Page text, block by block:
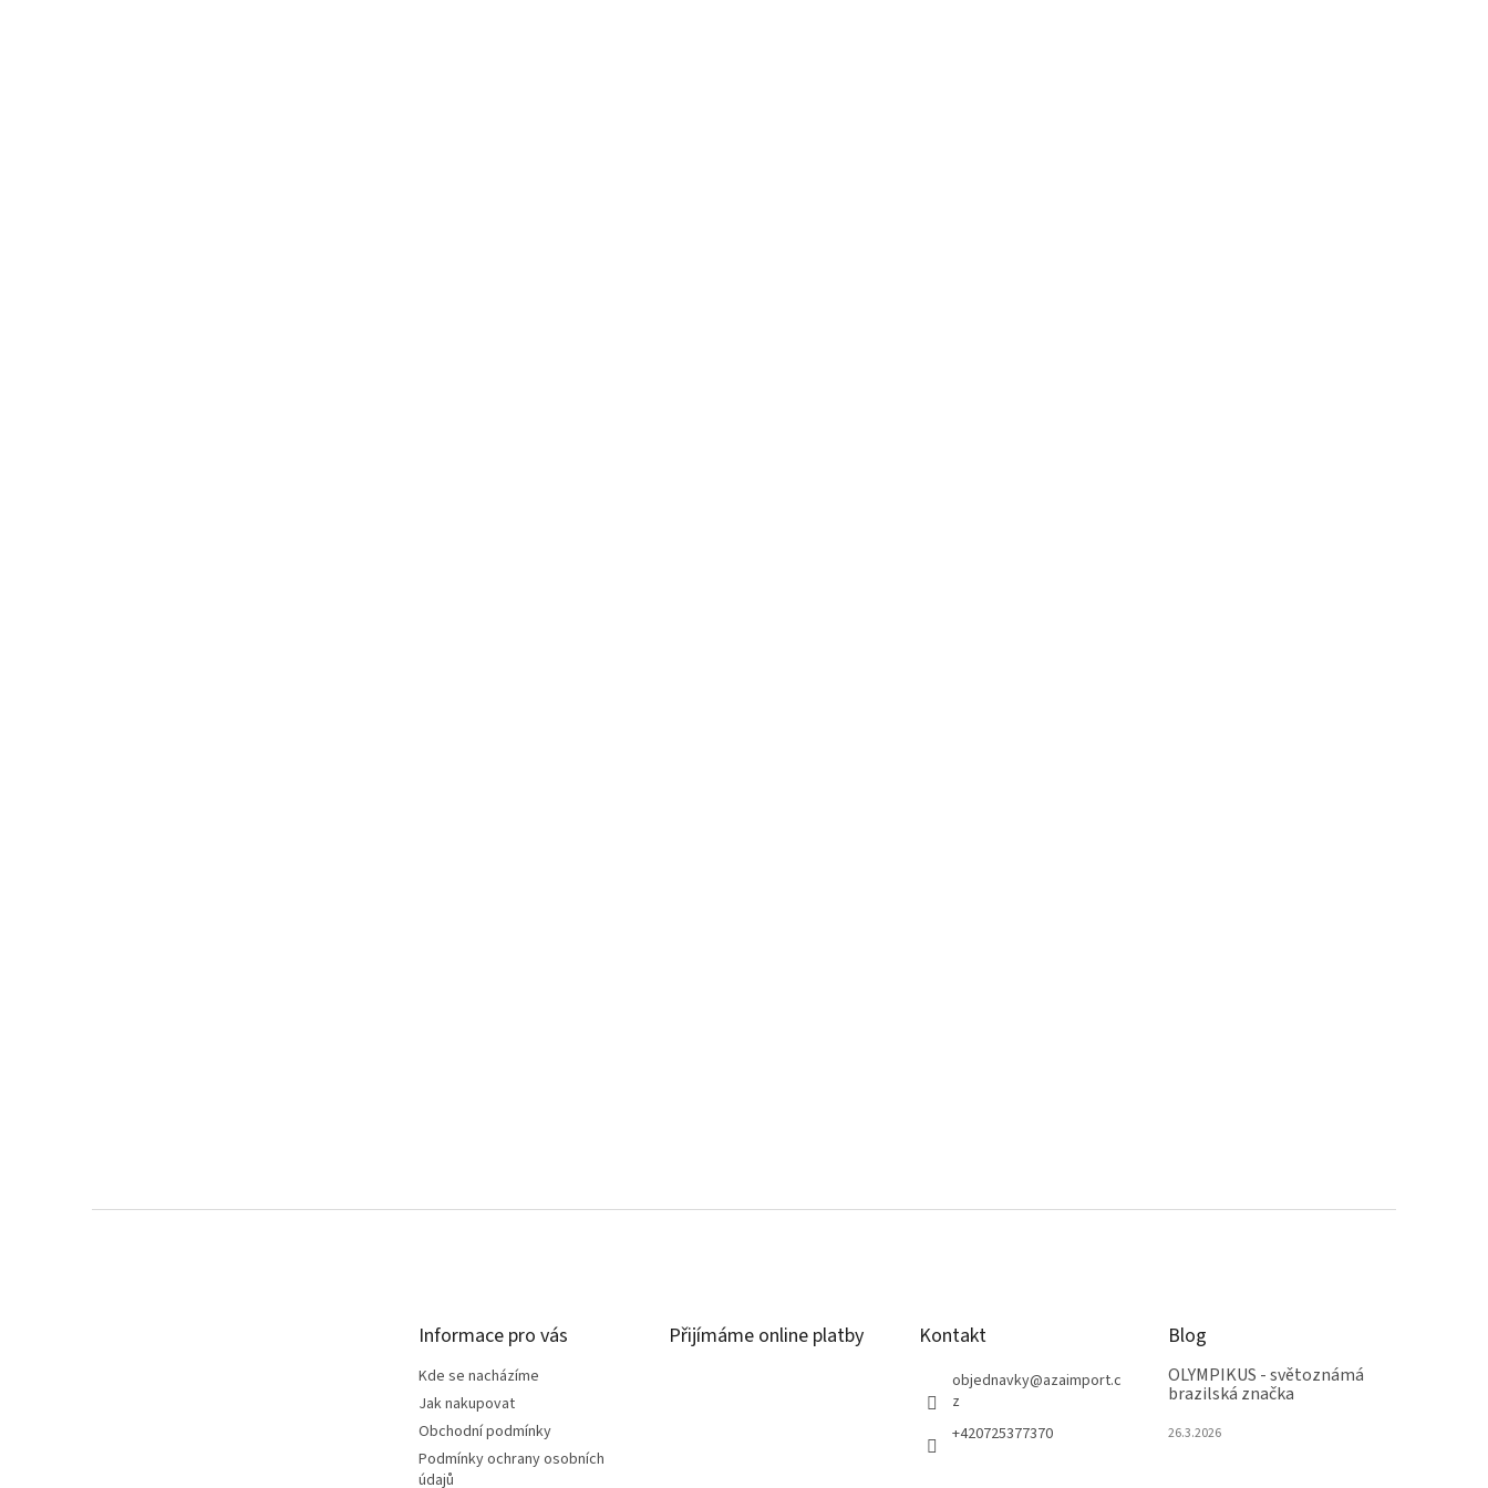
Informace pro vás
Kde se nacházíme
Jak nakupovat
Obchodní podmínky
Podmínky ochrany osobních
údajů
Přijímáme online platby Kontakt
objednavky@azaimport.c
z
+420725377370
Blog
OLYMPIKUS - světoznámá
brazilská značka
26.3.2026